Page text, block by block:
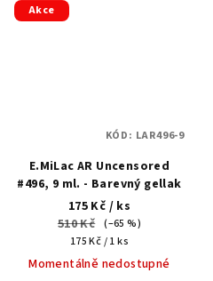
Akce
E.MiLac AR Uncensored
#496, 9 ml. - Barevný gellak
175 Kč / ks
510 Kč (–65 %)
Měrná
cena:
175 Kč / 1 ks
Momentálně nedostupné
KÓD: LAR496-9